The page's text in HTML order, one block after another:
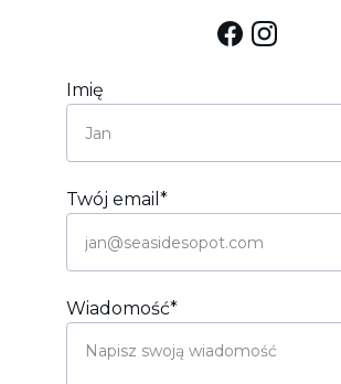
Imię
Twój email*
Wiadomość*